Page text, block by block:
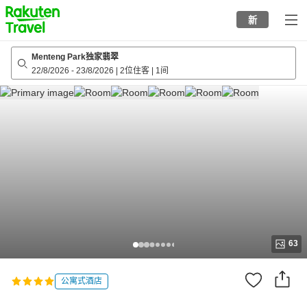
to
top
page
新
Menteng Park独家翡翠
22/8/2026 - 23/8/2026 2位住客 1间
63
公寓式酒店